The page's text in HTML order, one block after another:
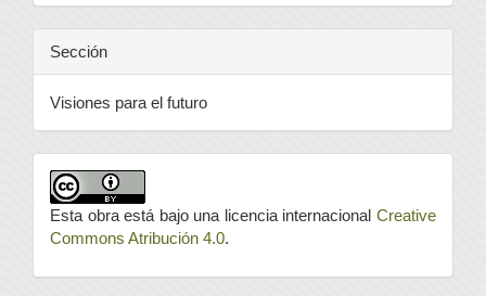
Sección
Visiones para el futuro
Esta obra está bajo una licencia internacional Creative
Commons Atribución 4.0.